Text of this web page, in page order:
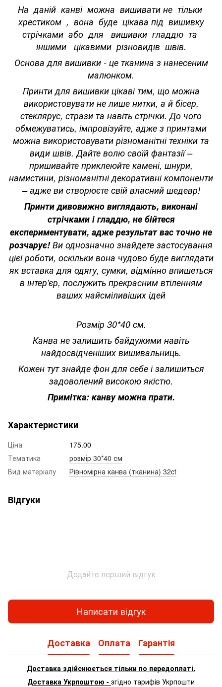
На даній канві можна вишивати не тільки
хрестиком , вона буде цікава під вишивку
стрічками або для вишивки гладдю та
іншими цікавими різновидів швів.
Основа для вишивки - це тканина з нанесеним
малюнком.
Принти для вишивки цікаві тим, що можна
використовувати не лише нитки, а й бісер,
стеклярус, стрази та навіть стрічки. До чого
обмежуватись, імпровізуйте, адже з принтами
можна використовувати різноманітні техніки та
види швів. Дайте волю своїй фантазії –
пришивайте приклеюйте камені, шнури,
намистини, різноманітні декоративні компоненти
– адже ви створюєте свій власний шедевр!
Принти дивовижно виглядають, виконані
стрічками і гладдю, не бійтеся
експериментувати, адже результат вас точно не
розчарує! Ви однозначно знайдете застосування
цієї роботи, оскільки вона чудово буде виглядати
як вставка для одягу, сумки, відмінно впишеться
в інтер'єр, послужить прекрасним втіленням
ваших найсміливіших ідей
Розмір 30*40 см.
Канва не залишить байдужими навіть
найдосвідченіших вишивальниць.
Кожен тут знайде фон для себе і залишиться
задоволений високою якістю.
Примітка: канву можна прати.
Характеристики
Ціна
175.00
Тематика
розмір 30*40 см
Вид матеріалу
Рівномірна канва (тканина) 32ct
Відгуки
Додайте перший відгук
Написати відгук
Доставка Оплата Гарантія
Доставка здійснюється тільки по передоплаті.
Доставка Укрпоштою - згідно тарифів Укрпошти